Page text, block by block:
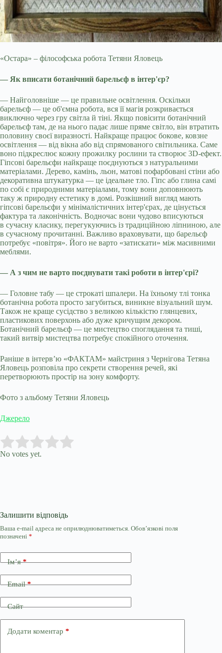
«Остара» – філософська робота Тетяни Яловець
— Як вписати ботанічний барельєф в інтер'єр?
— Найголовніше — це правильне освітлення. Оскільки
барельєф — це об'ємна робота, вся її магія розкривається
виключно через гру світла й тіні. Якщо повісити ботанічний
барельєф там, де на нього падає лише пряме світло, він втратить
половину своєї виразності. Найкраще працює бокове, ковзне
освітлення — від вікна або від спрямованого світильника. Саме
воно підкреслює кожну прожилку рослини та створює 3D-ефект.
Гіпсові барельєфи найкраще поєднуються з натуральними
матеріалами. Дерево, камінь, льон, матові пофарбовані стіни або
декоративна штукатурка — це ідеальне тло. Гіпс або глина самі
по собі є природними матеріалами, тому вони доповнюють
таку ж природну естетику в домі. Розкішний вигляд мають
гіпсові барельєфи у мінімалістичних інтер'єрах, де цінується
фактура та лаконічність. Водночас вони чудово вписуються
в сучасну класику, перегукуючись із традиційною ліпниною, але
в сучасному прочитанні. Важливо враховувати, що барельєф
потребує «повітря». Його не варто «затискати» між масивними
меблями.
— А з чим не варто поєднувати такі роботи в інтер'єрі?
— Головне табу — це строкаті шпалери. На їхньому тлі тонка
ботанічна робота просто загубиться, виникне візуальний шум.
Також не краще сусідство з великою кількістю глянцевих,
пластикових поверхонь або дуже кричущим декором.
Ботанічний барельєф — це мистецтво споглядання та тиші,
такий витвір мистецтва потребує спокійного оточення.
Раніше в інтерв’ю «ФАКТАМ» майстриня з Чернігова Тетяна
Яловець розповіла про секрети створення речей, які
перетворюють простір на зону комфорту.
Фото з альбому Тетяни Яловець
Джерело
Rate this item:
No votes yet.
Залишити відповідь
Ваша e-mail адреса не оприлюднюватиметься. Обов’язкові поля
позначені *
Ім’я*
Email*
Сайт
Додати коментар *